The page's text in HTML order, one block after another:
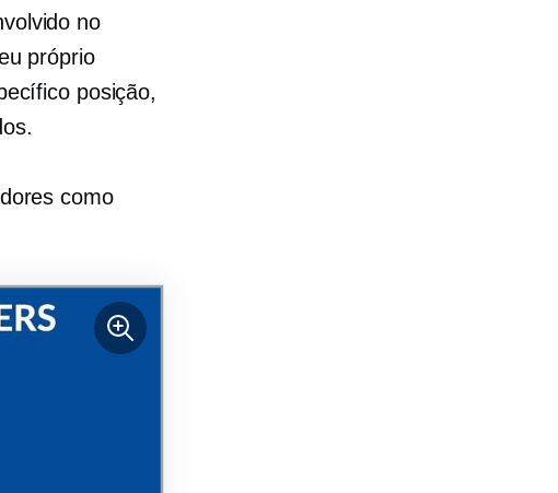
no
próprio
posição,
como